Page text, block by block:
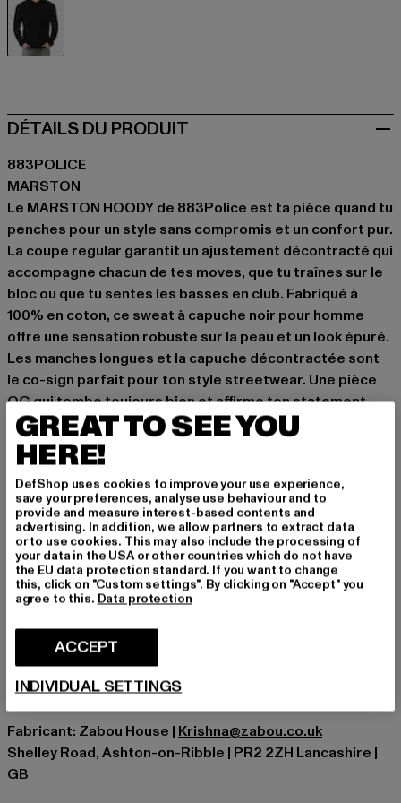
DÉTAILS DU PRODUIT
883POLICE
MARSTON
Le MARSTON HOODY de 883Police est ta pièce quand tu
penches pour un style sans compromis et un confort pur.
La coupe regular garantit un ajustement décontracté qui
accompagne chacun de tes moves, que tu traînes sur le
bloc ou que tu sentes les basses en club. Fabriqué à
100% en coton, ce sweat à capuche noir pour homme
offre une sensation robuste sur la peau et un look épuré.
Les manches longues et la capuche décontractée sont
le co-sign parfait pour ton style streetwear. Une pièce
OG qui tombe toujours bien et affirme ton statement
sans avoir besoin de crier. Prends ton fit et reste fidèle à
ta crew.
Type de manches: Manches longues
Détails: Logo de la marque, Poche kangourou, Poignets
en tricot côtelé
Coupe: Normal
Marque: 883Police
Catégorie: Sweats a capuche
Couleur: schwarz
Couleur du fabricant: black
Composition du matériau: 100% Coton
Art.Nr: 0008787-00007
Fabricant: Zabou House | Krishna@zabou.co.uk
Shelley Road, Ashton-on-Ribble | PR2 2ZH Lancashire |
GB
GREAT TO SEE YOU
HERE!
DefShop uses cookies to improve your use experience,
save your preferences, analyse use behaviour and to
provide and measure interest-based contents and
advertising. In addition, we allow partners to extract data
or to use cookies. This may also include the processing of
your data in the USA or other countries which do not have
the EU data protection standard. If you want to change
this, click on "Custom settings". By clicking on "Accept" you
agree to this. Data protection
ACCEPT
INDIVIDUAL SETTINGS